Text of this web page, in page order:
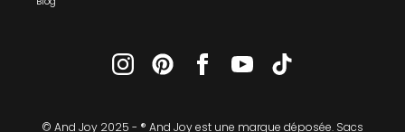
© And Joy 2025 - ® And Joy est une marque déposée.​ Sacs